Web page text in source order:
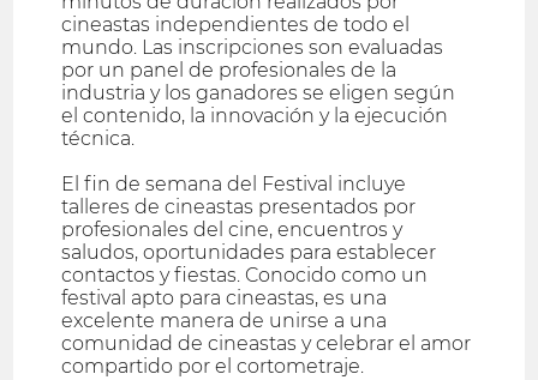
cineastas independientes de todo el
mundo. Las inscripciones son evaluadas
por un panel de profesionales de la
industria y los ganadores se eligen según
el contenido, la innovación y la ejecución
técnica.
El fin de semana del Festival incluye
talleres de cineastas presentados por
profesionales del cine, encuentros y
saludos, oportunidades para establecer
contactos y fiestas. Conocido como un
festival apto para cineastas, es una
excelente manera de unirse a una
comunidad de cineastas y celebrar el amor
compartido por el cortometraje.